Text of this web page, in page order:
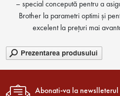
– special concepută pentru a
Brother la parametri optimi și
excelent la prețuri mai
Abonati-va la newslleterul